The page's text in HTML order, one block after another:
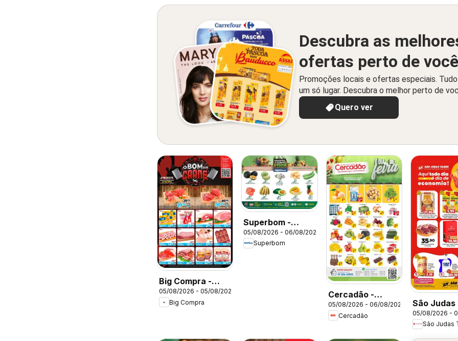
Descubra as
ofertas perto de você
Promoções locais e ofertas especiais.
um só lugar. Descubra o melhor perto de
Quero ver
Big Compra -
Ofertas da
semana
05/08/2026 - 05/08/2026
Big Compra
Superbom -
Ofertas da
semana
05/08/2026 - 06/08/2026
Superbom
Cercadão -
Ofertas da
semana
05/08/2026 - 06/08/2026
Cercadão
São Judas
- Ofertas
semana
05/08/2026 -
São Judas